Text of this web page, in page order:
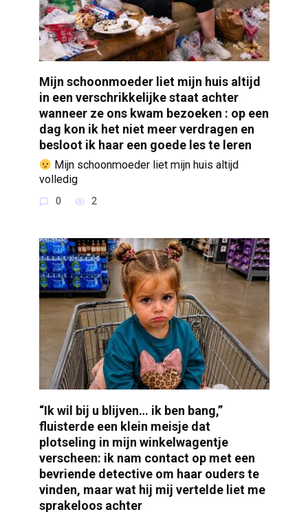
Mijn schoonmoeder liet mijn huis altijd
in een verschrikkelijke staat achter
wanneer ze ons kwam bezoeken : op een
dag kon ik het niet meer verdragen en
besloot ik haar een goede les te leren
Mijn schoonmoeder liet mijn huis altijd
volledig
0 2
“Ik wil bij u blijven… ik ben bang,”
fluisterde een klein meisje dat
plotseling in mijn winkelwagentje
verscheen: ik nam contact op met een
bevriende detective om haar ouders te
vinden, maar wat hij mij vertelde liet me
sprakeloos achter